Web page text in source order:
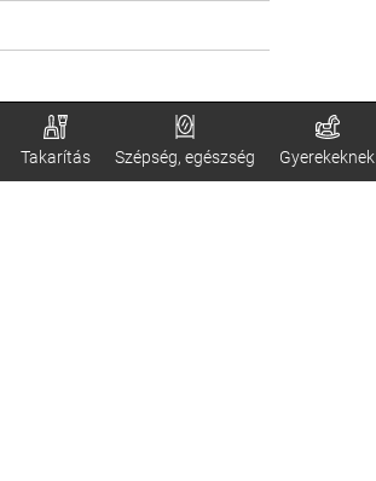
Takarítás Szépség, egészség Gyerekeknek